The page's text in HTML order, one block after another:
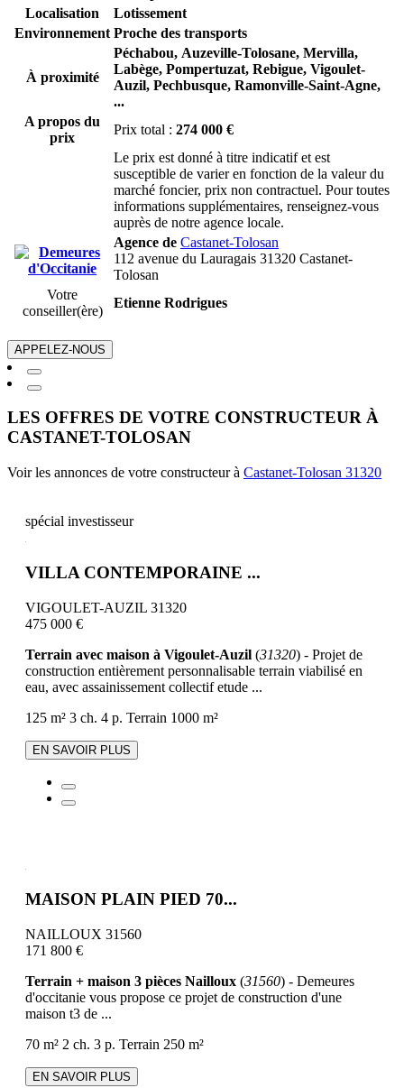
Localisation
Lotissement
Environnement Proche des transports
À proximité
Péchabou, Auzeville-Tolosane, Mervilla,
Labège, Pompertuzat, Rebigue, Vigoulet-
Auzil, Pechbusque, Ramonville-Saint-Agne,
...
A propos du
prix
Prix total : 274 000 €
Le prix est donné à titre indicatif et est
susceptible de varier en fonction de la valeur du
marché foncier, prix non contractuel. Pour toutes
informations supplémentaires, renseignez-vous
auprès de notre agence locale.
Agence de Castanet-Tolosan
112 avenue du Lauragais 31320 Castanet-
Tolosan
Votre
conseiller(ère)
Etienne Rodrigues
APPELEZ-NOUS
LES OFFRES DE VOTRE CONSTRUCTEUR À
CASTANET-TOLOSAN
Voir les annonces de votre constructeur à Castanet-Tolosan 31320
spécial investisseur
VILLA CONTEMPORAINE ...
VIGOULET-AUZIL 31320
475 000 €
Terrain avec maison à Vigoulet-Auzil (31320) - Projet de
construction entièrement personnalisable terrain viabilisé en
eau, avec assainissement collectif etude ...
125 m² 3 ch. 4 p. Terrain 1000 m²
EN SAVOIR PLUS
MAISON PLAIN PIED 70...
NAILLOUX 31560
171 800 €
Terrain + maison 3 pièces Nailloux (31560) - Demeures
d'occitanie vous propose ce projet de construction d'une
maison t3 de ...
70 m² 2 ch. 3 p. Terrain 250 m²
EN SAVOIR PLUS